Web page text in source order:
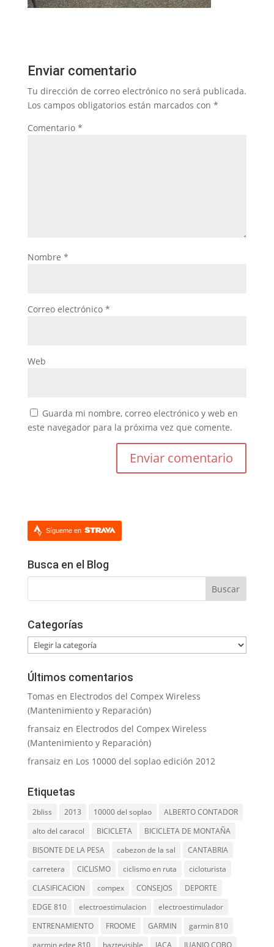
Enviar comentario
Tu dirección de correo electrónico no será publicada.
Los campos obligatorios están marcados con *
Comentario *
Nombre *
Correo electrónico *
Web
Guarda mi nombre, correo electrónico y web en
este navegador para la próxima vez que comente.
Sígueme en
Busca en el Blog
Categorías
Categorías
Últimos comentarios
Tomas en Electrodos del Compex Wireless
(Mantenimiento y Reparación)
fransaiz en Electrodos del Compex Wireless
(Mantenimiento y Reparación)
fransaiz en Los 10000 del soplao edición 2012
Etiquetas
2bliss 2013 10000 del soplao
ALBERTO CONTADOR
alto del caracol
BICICLETA
BICICLETA DE MONTAÑA
BISONTE DE LA PESA
cabezon de la sal
CANTABRIA
carretera
CICLISMO ciclismo en ruta
cicloturista
CLASIFICACION
compex CONSEJOS
DEPORTE
EDGE 810
electroestimulacion
electroestimulador
ENTRENAMIENTO
FROOME GARMIN
garmin 810
garmin edge 810
haztevisible JACA JUANJO COBO